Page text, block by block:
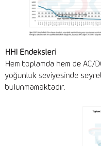
HHI Endeksleri
Hem toplamda hem de AC/
yoğunluk seviyesinde
bulunmamaktadır.